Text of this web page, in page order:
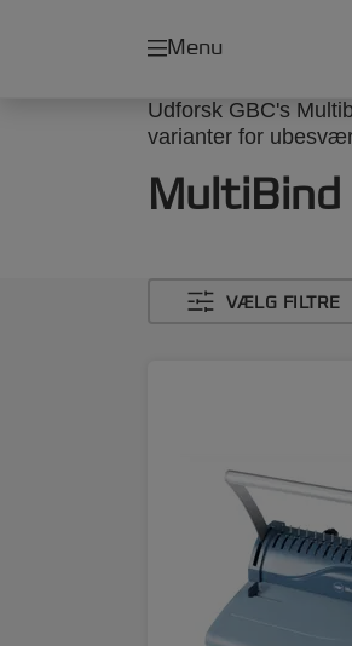
Menu
Udforsk GBC's
varianter for
VÆLG FILTRE